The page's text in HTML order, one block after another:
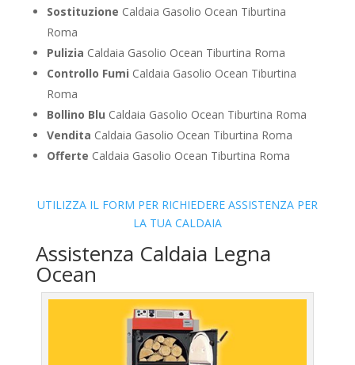
Sostituzione Caldaia Gasolio Ocean Tiburtina
Roma
Pulizia Caldaia Gasolio Ocean Tiburtina Roma
Controllo Fumi Caldaia Gasolio Ocean Tiburtina
Roma
Bollino Blu Caldaia Gasolio Ocean Tiburtina Roma
Vendita Caldaia Gasolio Ocean Tiburtina Roma
Offerte Caldaia Gasolio Ocean Tiburtina Roma
UTILIZZA IL FORM PER RICHIEDERE ASSISTENZA PER
LA TUA CALDAIA
Assistenza Caldaia Legna
Ocean